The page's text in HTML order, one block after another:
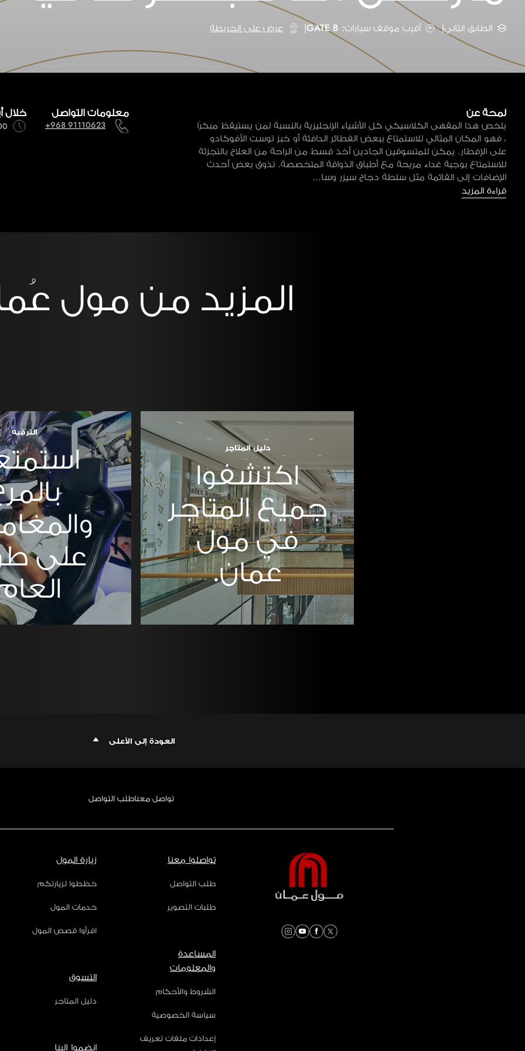
الطابق الثاني| أقرب موقف سيارات: GATE B | عرض على الخريطة
لمحة عن
يلخص هذا المقهى الكلاسيكي كل الأشياء الإنجليزية بالنسبة لمن يستيقظ مبكرًا
، فهو المكان المثالي للاستمتاع ببعض الفطائر الدافئة أو خبز توست الأفوكادو
على الإفطار. يمكن للمتسوقين الجادين أخذ قسط من الراحة من العلاج بالتجزئة
للاستمتاع بوجبة غداء مريحة مع أطباق الذواقة المتخصصة. تذوق بعض أحدث
الإضافات إلى القائمة مثل سلطة دجاج سيزر وسا...
قراءة المزيد
معلومات التواصل
+968 91110623
خلال
8:00
المزيد من مول
دليل المتاجر
اكتشفوا
جميع المتاجر
في مول
عُمان.
الترفيه
على
العودة إلى الأعلى
تواصل معناطلب التواصل
تواصلوا معنا
طلب التواصل
طلبات التصوير
المساعدة
والمعلومات
الشروط والأحكام
سياسة الخصوصية
إعدادات ملفات تعريف
زيارة المول
خططوا لزيارتكم
خدمات المول
اقرأوا قصص المول
التسوق
دليل المتاجر
انضموا إلينا